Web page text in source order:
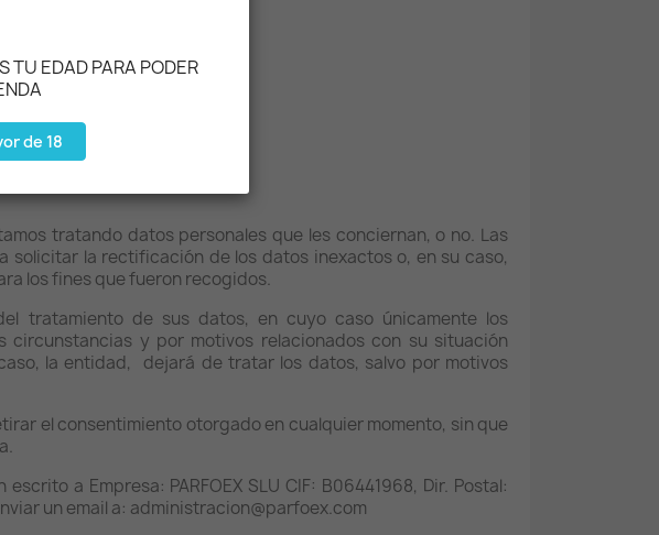
tratando datos personales que les conciernan, o no. Las
solicitar la rectificación de los datos inexactos o, en su caso,
los fines que fueron recogidos.
tratamiento de sus datos, en cuyo caso únicamente los
circunstancias y por motivos relacionados con su situación
la entidad, dejará de tratar los datos, salvo por motivos
el consentimiento otorgado en cualquier momento, sin que
a Empresa: PARFOEX SLU CIF: B06441968, Dir. Postal:
un email a: administracion@parfoex.com
TU EDAD PARA PODER
de 18